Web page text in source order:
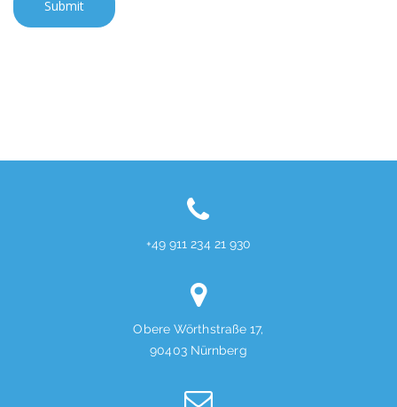
+49 911 234 21 930
Obere Wörthstraße 17,
90403 Nürnberg